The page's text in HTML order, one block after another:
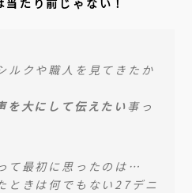
ルクや職人を見てきたか
を大にして伝えたい事っ
て最初に思ったのは…
ときは何でもない27デニ